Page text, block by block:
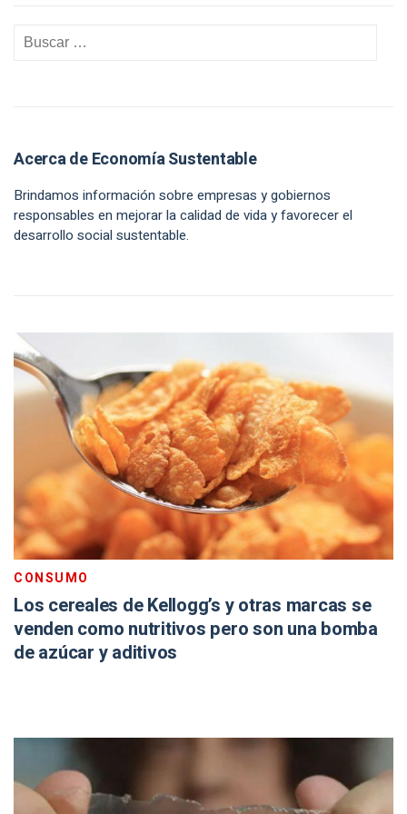
Acerca de Economía Sustentable
Brindamos información sobre empresas y gobiernos
responsables en mejorar la calidad de vida y favorecer el
desarrollo social sustentable.
CONSUMO
Los cereales de Kellogg’s y otras marcas se
venden como nutritivos pero son una bomba
de azúcar y aditivos